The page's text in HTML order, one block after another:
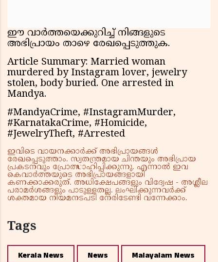
ഈ വാർത്തയെക്കുറിച്ച് നിങ്ങളുടെ
അഭിപ്രായം താഴെ രേഖപ്പെടുത്തുക.
Article Summary: Married woman
murdered by Instagram lover, jewelry
stolen, body buried. One arrested in
Mandya.
#MandyaCrime, #InstagramMurder,
#KarnatakaCrime, #Homicide,
#JewelryTheft, #Arrested
ഇവിടെ വായനക്കാർക്ക് അഭിപ്രായങ്ങൾ
രേഖപ്പെടുത്താം. സ്വതന്ത്രമായ ചിന്തയും അഭിപ്രായ
പ്രകടനവും പ്രോത്സാഹിപ്പിക്കുന്നു. എന്നാൽ ഇവ
കെവാർത്തയുടെ അഭിപ്രായങ്ങളായി
കണക്കാക്കരുത്. അധിക്ഷേപങ്ങളും വിദ്വേഷ - അശ്ലീല
പരാമർശങ്ങളും പാടുള്ളതല്ല. ലംഘിക്കുന്നവർക്ക്
ശക്തമായ നിയമനടപടി നേരിടേണ്ടി വന്നേക്കാം.
Tags
Kerala News News Malayalam News